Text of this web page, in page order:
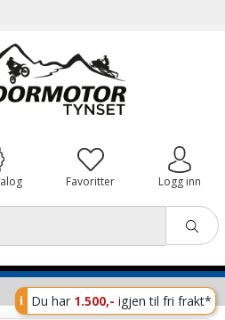
Favoritter Logg inn
Du har 1.500,- igjen til fri frakt*